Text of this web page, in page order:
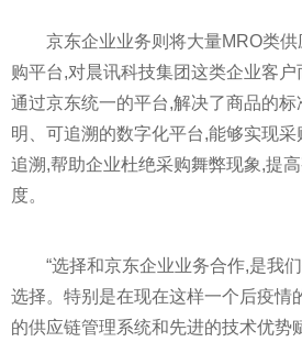
京东企业业务则将大量MRO类
购平台,对晨讯科技集团这类企业客
通过京东统一的平台,解决了商品的
明、可追溯的数字化平台,能够实现
追溯,帮助企业杜绝采购舞弊现象,提
度。
“选择和京东企业业务合作,是我
选择。特别是在现在这样一个后疫情
的供应链管理系统和先进的技术优势